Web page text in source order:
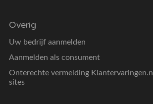
Overig
Uw bedrijf aanmelden
Aanmelden als consument
Onterechte vermelding
sites